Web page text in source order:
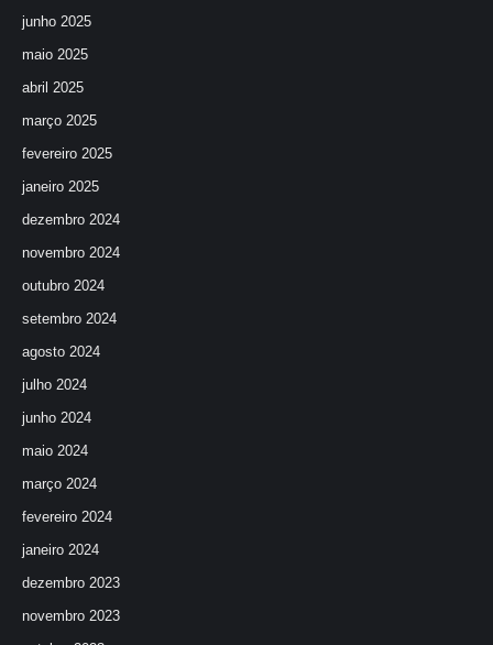
junho 2025
maio 2025
abril 2025
março 2025
fevereiro 2025
janeiro 2025
dezembro 2024
novembro 2024
outubro 2024
setembro 2024
agosto 2024
julho 2024
junho 2024
maio 2024
março 2024
fevereiro 2024
janeiro 2024
dezembro 2023
novembro 2023